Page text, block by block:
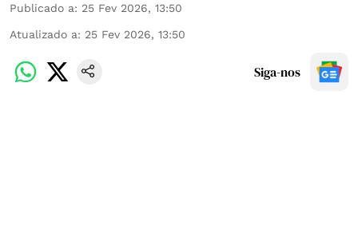
Publicado a: 25 Fev 2026, 13:50
Atualizado a: 25 Fev 2026, 13:50
Siga-nos